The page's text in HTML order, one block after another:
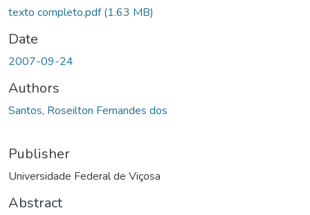
texto completo.pdf(1.63 MB)
Date
2007-09-24
Authors
Santos, Roseilton Fernandes dos
Publisher
Universidade Federal de Viçosa
Abstract